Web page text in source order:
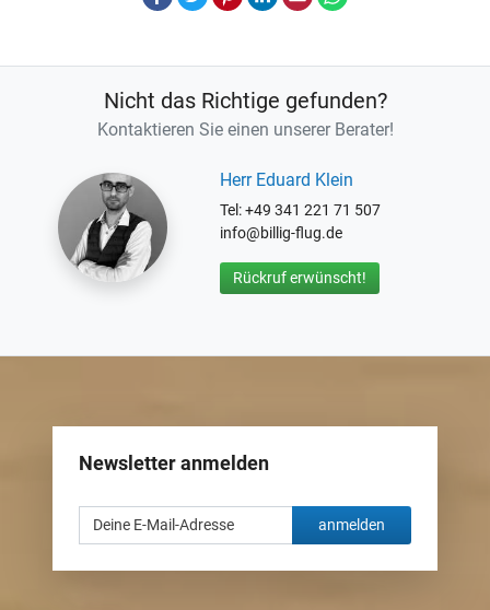
Nicht das Richtige gefunden?
Kontaktieren Sie einen unserer Berater!
Herr Eduard Klein
Tel: +49 341 221 71 507
info@billig-flug.de
Rückruf erwünscht!
Newsletter anmelden
anmelden